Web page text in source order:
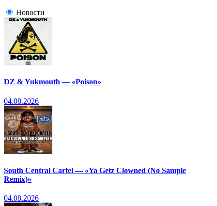
Новости
DZ & Yukmouth — «Poison»
04.08.2026
South Central Cartel — «Ya Getz Clowned (No Sample
Remix)»
04.08.2026